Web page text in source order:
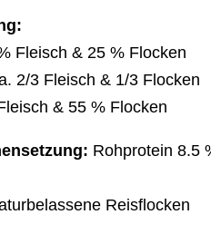
Fleisch & 25 % Flocken
2/3 Fleisch & 1/3 Flocken
& 55 % Flocken
Rohprotein 8.5
Reisflocken